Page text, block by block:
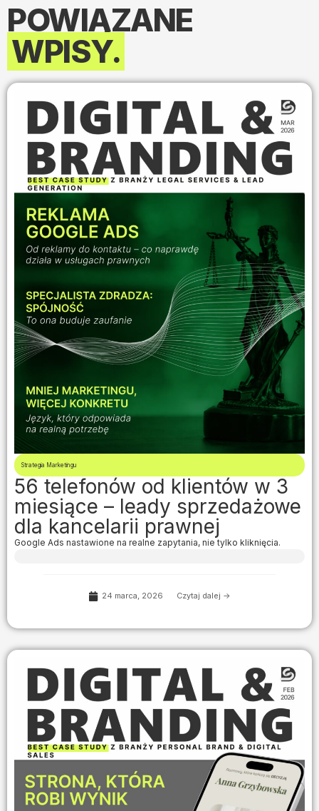
POWIĄZANE
WPISY.
Strategia Marketingu
56 telefonów od klientów w 3
miesiące – leady sprzedażowe
dla kancelarii prawnej
Google Ads nastawione na realne zapytania, nie tylko kliknięcia.
24 marca, 2026 Czytaj dalej ->